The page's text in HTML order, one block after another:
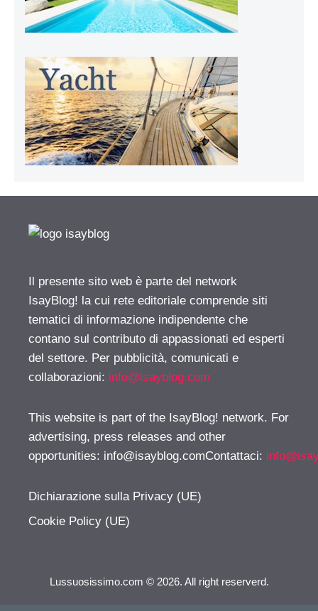
Il presente sito web è parte del network
IsayBlog! la cui rete editoriale comprende siti
tematici di informazione indipendente che
contano sul contributo di appassionati ed esperti
del settore. Per pubblicità, comunicati e
collaborazioni: info@isayblog.com
This website is part of the IsayBlog! network. For
advertising, press releases and other
opportunities: info@isayblog.comContattaci:
Dichiarazione sulla Privacy (UE)
Cookie Policy (UE)
Lussuosissimo.com © 2026. All right reserverd.